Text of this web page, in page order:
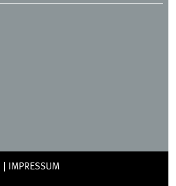
IMPRESSUM